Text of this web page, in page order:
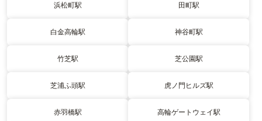
浜松町駅 田町駅
白金高輪駅 神谷町駅
竹芝駅 芝公園駅
芝浦ふ頭駅 虎ノ門ヒルズ駅
赤羽橋駅 高輪ゲートウェイ駅